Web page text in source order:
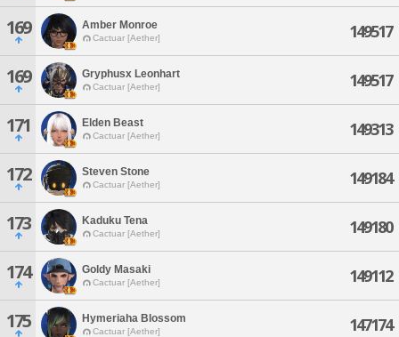
169 Amber Monroe
Cactuar [Aether] 149517
169 Gryphusx Leonhart
Cactuar [Aether] 149517
171 Elden Beast
Cactuar [Aether] 149313
172 Steven Stone
Cactuar [Aether] 149184
173 Kaduku Tena
Cactuar [Aether] 149180
174 Goldy Masaki
Cactuar [Aether] 149112
175 Hymeriaha Blossom
Cactuar [Aether] 147174